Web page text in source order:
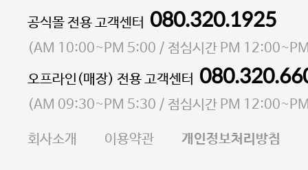
대표 이성현,박영환| 개인정보관리책임자 김상현
소재지 서울특별시 마포구 마포대로4다길 41 마포
통신판매업 신고번호 2023-서울마포-3931호
사업자등록번호 105-81-58242
E-MAIL goodpeople@gpin.co.kr
공식몰 전용 고객센터 080.320.1925
(AM 10:00~PM 5:00 / 점심시간 PM
오프라인(매장) 전용 고객센터
(AM 09:30~PM 5:30 / 점심시간 PM
회사소개 이용약관 개인정보처리방침